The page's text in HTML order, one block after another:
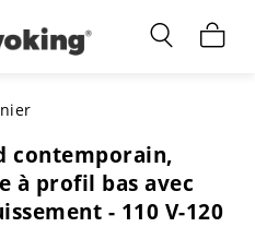
contemporain,
à profil bas avec
- 110 V-120